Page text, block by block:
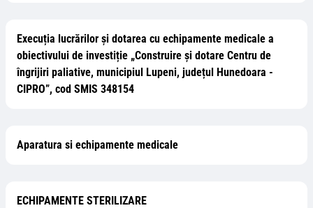
Execuția lucrărilor și dotarea cu echipamente medicale a
obiectivului de investiție „Construire și dotare Centru de
îngrijiri paliative, municipiul Lupeni, județul Hunedoara -
CIPRO”, cod SMIS 348154
Aparatura si echipamente medicale
ECHIPAMENTE STERILIZARE